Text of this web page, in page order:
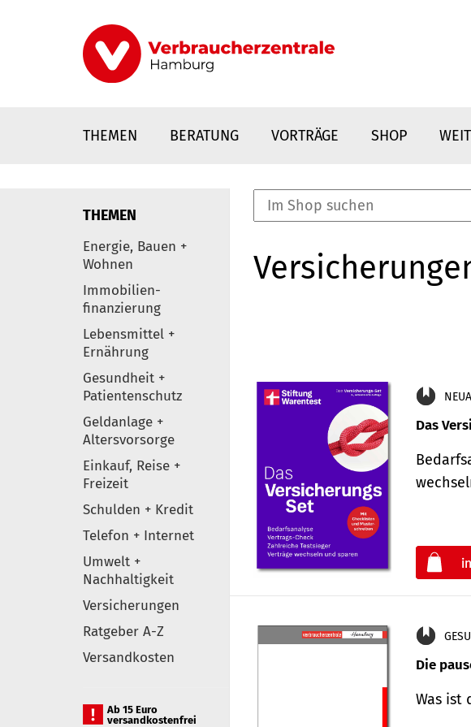
THEMEN BERATUNG VORTRÄGE SHOP
Elemente
THEMEN
Energie, Bauen +
Wohnen
Immobilien-
finanzierung
Lebensmittel +
Ernährung
Gesundheit +
Patientenschutz
Geldanlage +
Altersvorsorge
Einkauf, Reise +
Freizeit
Schulden + Kredit
Telefon + Internet
Umwelt +
Nachhaltigkeit
Versicherungen
Ratgeber A-Z
Versandkosten
Ab 15 Euro
versandkostenfrei
Das
Die
Was ist